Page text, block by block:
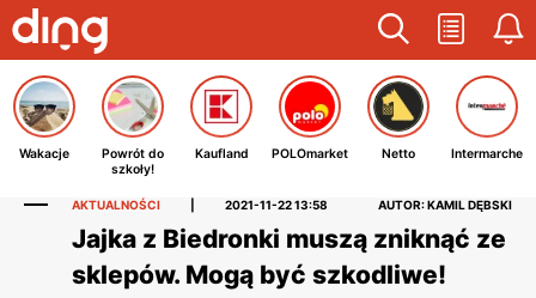
Wakacje
Powrót do
szkoły!
Kaufland POLOmarket Netto Intermarche
AKTUALNOŚCI 2021-11-22 13:58 AUTOR: KAMIL DĘBSKI
Jajka z Biedronki muszą zniknąć ze
sklepów. Mogą być szkodliwe!